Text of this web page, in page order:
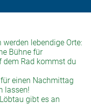
lebendige Orte:
Bühne für
dem Rad kommst du
einen Nachmittag
lassen!
gibt es an